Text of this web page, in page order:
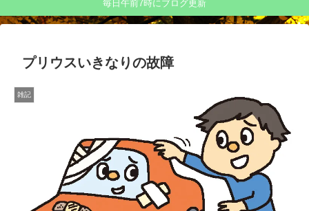
毎日午前7時にブログ更新
プリウスいきなりの故障
雑記